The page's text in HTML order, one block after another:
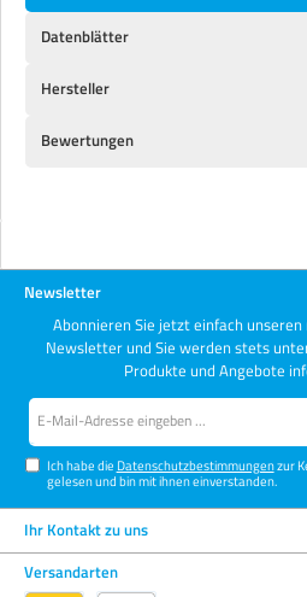
Datenblätter
Hersteller
Bewertungen
Newsletter
Abonnieren Sie jetzt einfach
Newsletter und Sie werden stets
Produkte und Angebote
Ich habe die Datenschutzbestimmungenzur
gelesen und bin mit ihnen einverstanden.
Ihr Kontakt zu uns
Versandarten